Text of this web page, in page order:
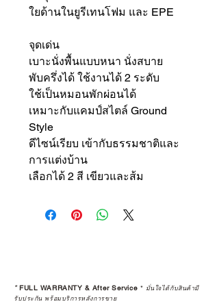
ใยด้านในยูรีเทนโฟม และ EPE
จุดเด่น
เบาะนั่งพื้นแบบหนา นั่งสบาย
พับครึ่งได้ ใช้งานได้ 2 ระดับ
ใช้เป็นหมอนพักผ่อนได้
เหมาะกับแคมป์สไตล์ Ground
Style
ดีไซน์เรียบ เข้ากับธรรมชาติและ
การแต่งบ้าน
เลือกได้ 2 สี เขียวและส้ม
*FULL WARRANTY & After Service * มั่นใจได้กับสินค้ามี
รับประกัน พร้อมบริการหลังการขาย